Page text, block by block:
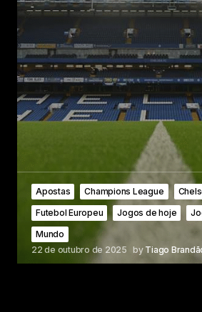
Apostas Champions League
Futebol Europeu
Jogos de hoje
Mundo
22 de outubro de 2025 by Tiago